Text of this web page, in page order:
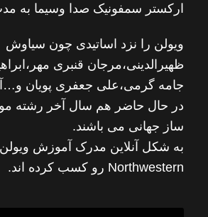
ارکستر سمفونیک صدا وسیما به مدت ۴
ویولن را نزد اساتیدی چون سیاوش
ظهیرالدینی،مرجان قنبری
جامه گرمی،علی جعفری پویان
در حال حاضر هم سال آخر رشته
ساز جهانی می باشند.
به شکل آنلاین مدرک آموزش ویولن
Northwestern رو کسب کرده اند.